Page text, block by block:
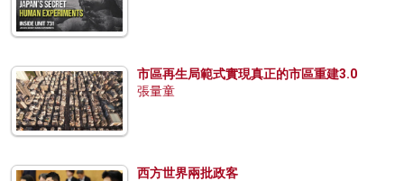
市區再生局範式實現真正的市區重建3.0
張量童
西方世界兩批政客